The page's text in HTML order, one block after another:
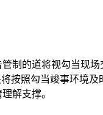
管制的道将视勾当现
按照勾当竣事环境
解支撑。